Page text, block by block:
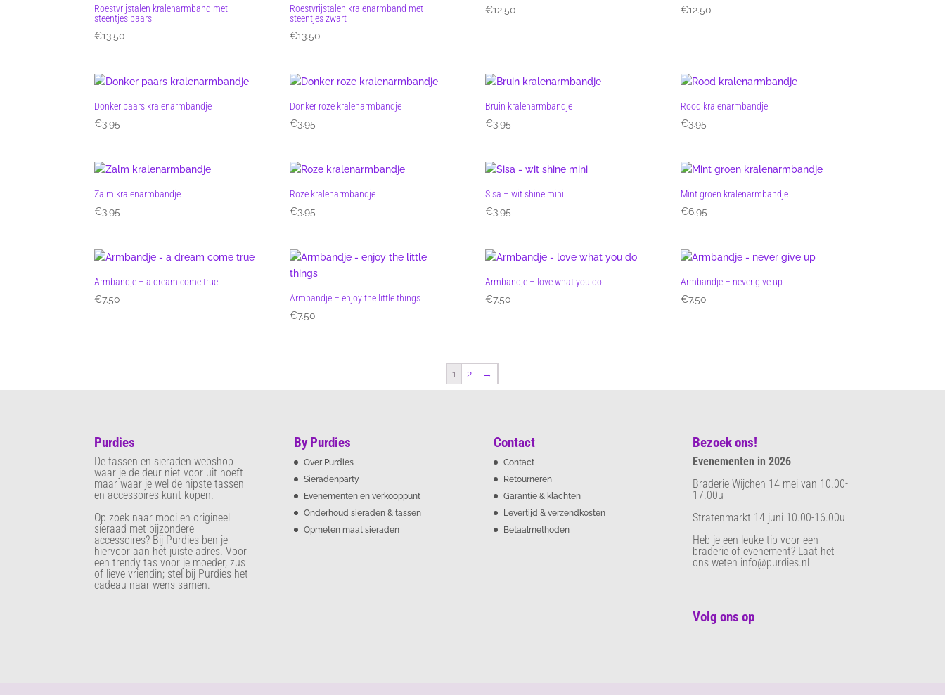
Roestvrijstalen kralenarmband met
steentjes paars
€13.50
Roestvrijstalen kralenarmband met
steentjes zwart
€13.50
€12.50
€12.50
Donker paars kralenarmbandje
€3.95
Donker roze kralenarmbandje
€3.95
Bruin kralenarmbandje
€3.95
Rood kralenarmbandje
€3.95
Zalm kralenarmbandje
€3.95
Roze kralenarmbandje
€3.95
Sisa – wit shine mini
€3.95
Mint groen kralenarmbandje
€6.95
Armbandje – a dream come true
€7.50
Armbandje – enjoy the little things
€7.50
Armbandje – love what you do
€7.50
Armbandje – never give up
€7.50
1 2 →
Purdies
De tassen en sieraden webshop
waar je de deur niet voor uit hoeft
maar waar je wel de hipste tassen
en accessoires kunt kopen.
Op zoek naar mooi en origineel
sieraad met bijzondere
accessoires? Bij Purdies ben je
hiervoor aan het juiste adres. Voor
een trendy tas voor je moeder, zus
of lieve vriendin; stel bij Purdies het
cadeau naar wens samen.
By Purdies
Over Purdies
Sieradenparty
Evenementen en verkooppunt
Onderhoud sieraden & tassen
Opmeten maat sieraden
Contact
Contact
Retourneren
Garantie & klachten
Levertijd & verzendkosten
Betaalmethoden
Bezoek ons!
Evenementen in 2026
Braderie Wijchen 14 mei van 10.00-
17.00u
Stratenmarkt 14 juni 10.00-16.00u
Heb je een leuke tip voor een
braderie of evenement? Laat het
ons weten info@purdies.nl
Volg ons op